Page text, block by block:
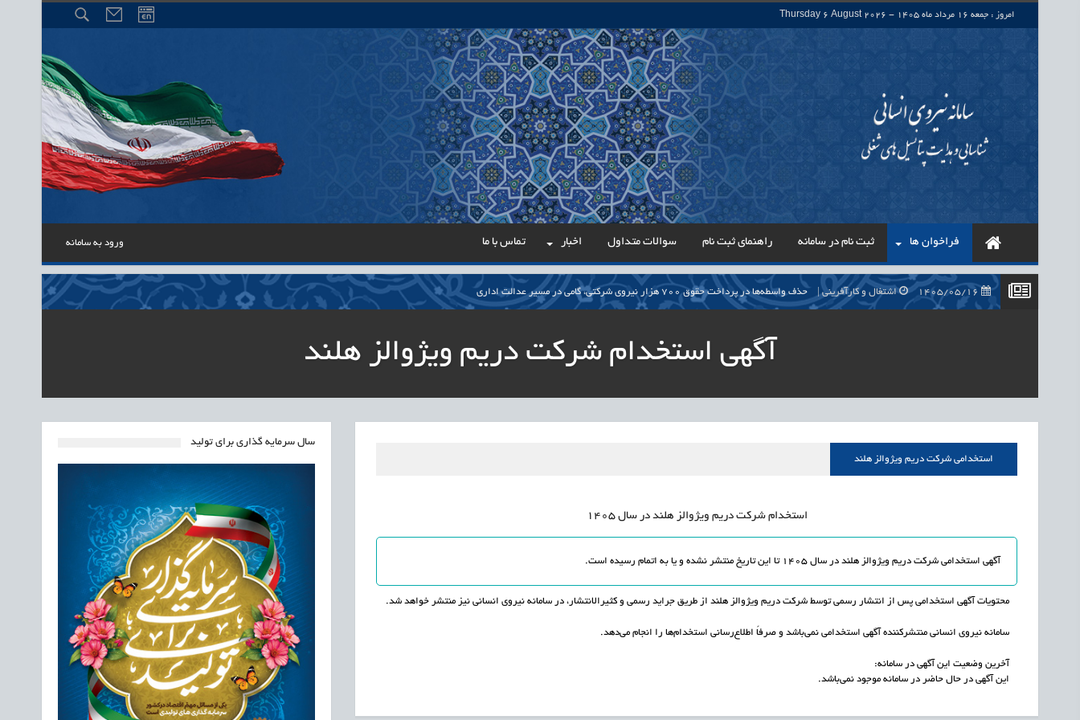
امروز : جمعه 16 مرداد ماه 1405 - Thursday 6 August 2026
فراخوان ها ثبت نام در سامانه راهنمای ثبت نام سوالات متداول اخبار تماس با ما ورود به سامانه
اشتغال و کارآفرینی حذف واسطه‌ها در پرداخت حقوق ۷۰۰ هزار نیروی شرکتی، گامی در مسیر عدالت اداری
رئیس مرکز منابع انسانی آموزش‌وپرورش: داوطلبان ردصلاحیت‌شده حق اعتراض دارند
1405/05/16 اشتغال و کارآفرینی راه‌اندازی «کارخانه نوآوری مینیاتوری فرآورده‌های گیاهی و طبیعی» در دستور کار معاونت علمی
آگهی استخدام شرکت دریم ویژوالز هلند
استخدامی شرکت دریم ویژوالز هلند
استخدام شرکت دریم ویژوالز هلند در سال 1405
آگهی استخدامی شرکت دریم ویژوالز هلند در سال 1405 تا این تاریخ منتشر نشده و یا به اتمام رسیده است.
محتویات آگهی استخدامی پس از انتشار رسمی توسط شرکت دریم ویژوالز هلند از طریق جراید رسمی و کثیرالانتشار، در سامانه نیروی انسانی نیز منتشر خواهد شد.
سامانه نیروی انسانی منتشرکننده آگهی استخدامی نمی‌باشد و صرفاً اطلاع‌رسانی استخدام‌ها را انجام می‌دهد.
آخرین وضعیت این آگهی در سامانه:
این آگهی در حال حاضر در سامانه موجود نمی‌باشد.
سال سرمایه گذاری برای تولید